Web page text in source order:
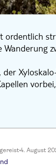
ordentlich
der
wo die
gut in
Sie mit
4. August